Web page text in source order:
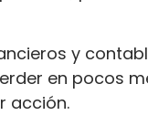
y
en pocos
acción.